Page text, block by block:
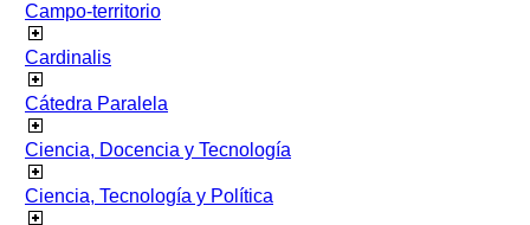
Campo-territorio
Cardinalis
Cátedra Paralela
Ciencia, Docencia y Tecnología
Ciencia, Tecnología y Política